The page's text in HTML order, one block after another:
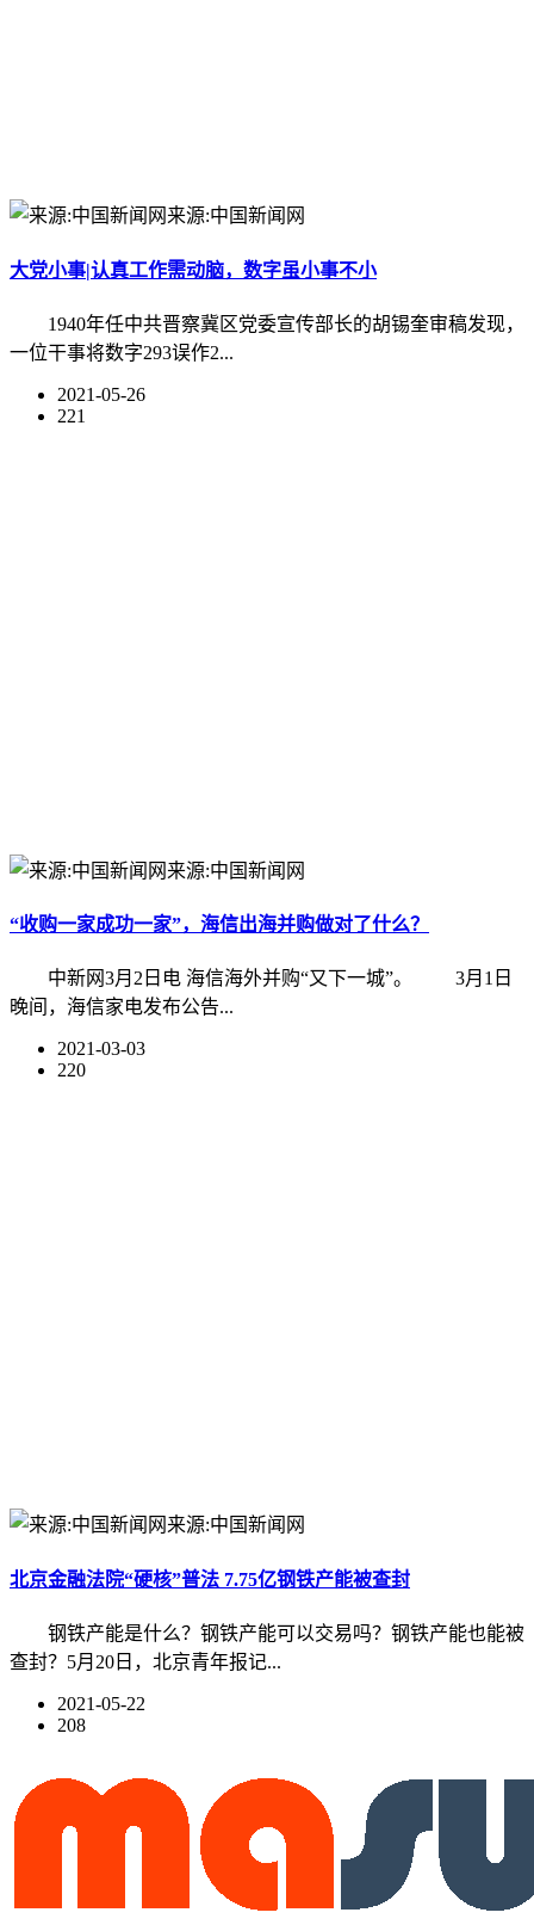
来源:中国新闻网
大党小事|认真工作需动脑，数字虽小事不小
1940年任中共晋察冀区党委宣传部长的胡锡奎审稿发现，
一位干事将数字293误作2...
2021-05-26
221
来源:中国新闻网
“收购一家成功一家”，海信出海并购做对了什么？
中新网3月2日电 海信海外并购“又下一城”。 3月1日
晚间，海信家电发布公告...
2021-03-03
220
来源:中国新闻网
北京金融法院“硬核”普法 7.75亿钢铁产能被查封
钢铁产能是什么？钢铁产能可以交易吗？钢铁产能也能被
查封？5月20日，北京青年报记...
2021-05-22
208